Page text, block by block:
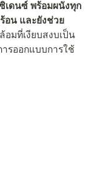
เดนซ์ พร้อมผนังทุก
อน และยังช่วย
มที่เงียบสงบเป็น
รออกแบบการใช้